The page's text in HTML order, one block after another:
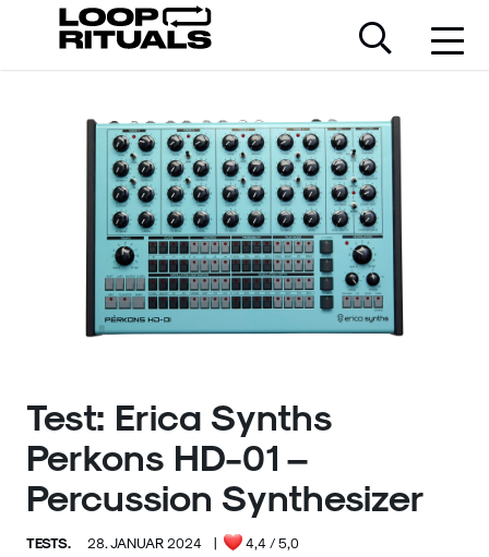
Test: Erica Synths
Perkons HD-01 –
Percussion Synthesizer
TESTS. 28. JANUAR 2024 | 4,4 / 5,0